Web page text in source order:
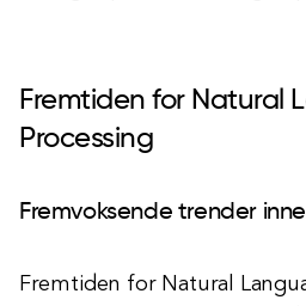
Fremtiden for Natural
Processing
Fremvoksende trender
Fremtiden for Natural